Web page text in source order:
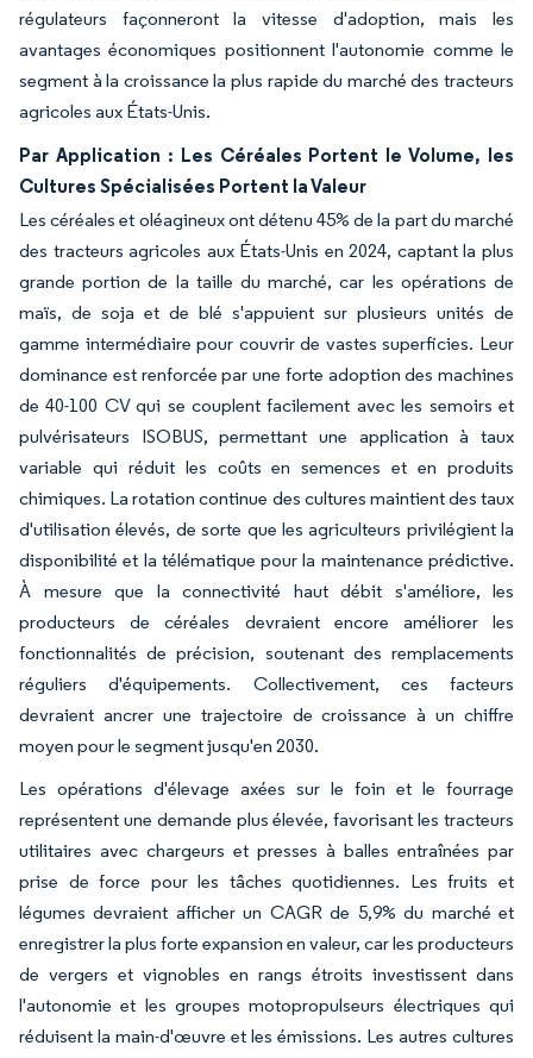
régulateurs façonneront la vitesse d'adoption, mais les
avantages économiques positionnent l'autonomie comme le
segment à la croissance la plus rapide du marché des tracteurs
agricoles aux États-Unis.
Par Application : Les Céréales Portent le Volume, les
Cultures Spécialisées Portent la Valeur
Les céréales et oléagineux ont détenu 45% de la part du marché
des tracteurs agricoles aux États-Unis en 2024, captant la plus
grande portion de la taille du marché, car les opérations de
maïs, de soja et de blé s'appuient sur plusieurs unités de
gamme intermédiaire pour couvrir de vastes superficies. Leur
dominance est renforcée par une forte adoption des machines
de 40-100 CV qui se couplent facilement avec les semoirs et
pulvérisateurs ISOBUS, permettant une application à taux
variable qui réduit les coûts en semences et en produits
chimiques. La rotation continue des cultures maintient des taux
d'utilisation élevés, de sorte que les agriculteurs privilégient la
disponibilité et la télématique pour la maintenance prédictive.
À mesure que la connectivité haut débit s'améliore, les
producteurs de céréales devraient encore améliorer les
fonctionnalités de précision, soutenant des remplacements
réguliers d'équipements. Collectivement, ces facteurs
devraient ancrer une trajectoire de croissance à un chiffre
moyen pour le segment jusqu'en 2030.
Les opérations d'élevage axées sur le foin et le fourrage
représentent une demande plus élevée, favorisant les tracteurs
utilitaires avec chargeurs et presses à balles entraînées par
prise de force pour les tâches quotidiennes. Les fruits et
légumes devraient afficher un CAGR de 5,9% du marché et
enregistrer la plus forte expansion en valeur, car les producteurs
de vergers et vignobles en rangs étroits investissent dans
l'autonomie et les groupes motopropulseurs électriques qui
réduisent la main-d'œuvre et les émissions. Les autres cultures